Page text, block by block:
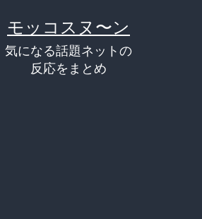
モッコスヌ〜ン
気になる話題ネットの
反応をまとめ